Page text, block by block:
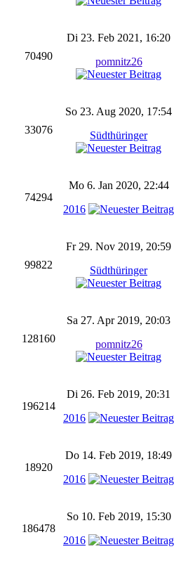
70490
Di 23. Feb 2021, 16:20
pomnitz26
33076
So 23. Aug 2020, 17:54
Südthüringer
74294
Mo 6. Jan 2020, 22:44
2016
99822
Fr 29. Nov 2019, 20:59
Südthüringer
128160
Sa 27. Apr 2019, 20:03
pomnitz26
196214
Di 26. Feb 2019, 20:31
2016
18920
Do 14. Feb 2019, 18:49
2016
186478
So 10. Feb 2019, 15:30
2016